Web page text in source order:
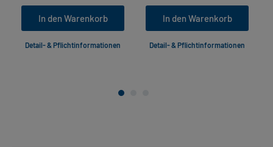
In den Warenkorb
Detail- & Pflichtinformationen
In den Warenkorb
Detail- & Pflichtinformationen